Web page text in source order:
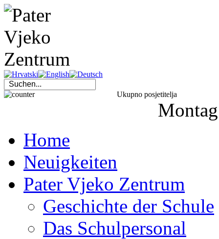
Ukupno posjetitelja
Montag
Home
Neuigkeiten
Pater Vjeko Zentrum
Geschichte der Schule
Das Schulpersonal